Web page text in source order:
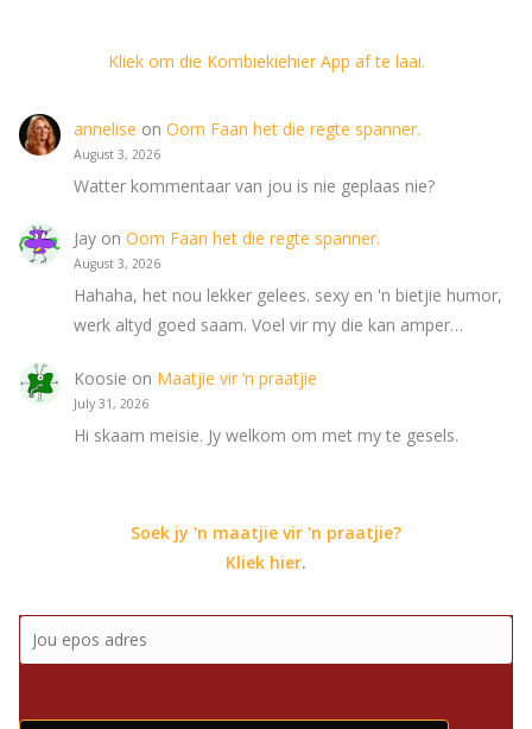
Kliek om die Kombiekiehier App af te laai.
annelise on Oom Faan het die regte spanner.
August 3, 2026
Watter kommentaar van jou is nie geplaas nie?
Jayon Oom Faan het die regte spanner.
August 3, 2026
Hahaha, het nou lekker gelees. sexy en 'n bietjie humor,
werk altyd goed saam. Voel vir my die kan amper…
Koosie on Maatjie vir ‘n praatjie
July 31, 2026
Hi skaam meisie. Jy welkom om met my te gesels.
Soek jy 'n maatjie vir 'n praatjie?
Kliek hier.